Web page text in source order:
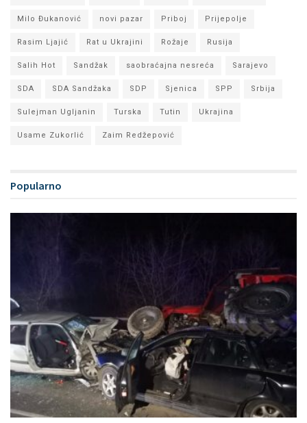
Milo Đukanović novi pazar Priboj Prijepolje
Rasim Ljajić Rat u Ukrajini Rožaje Rusija
Salih Hot Sandžak saobraćajna nesreća Sarajevo
SDA SDA Sandžaka SDP Sjenica SPP Srbija
Sulejman Ugljanin Turska Tutin Ukrajina
Usame Zukorlić Zaim Redžepović
Popularno